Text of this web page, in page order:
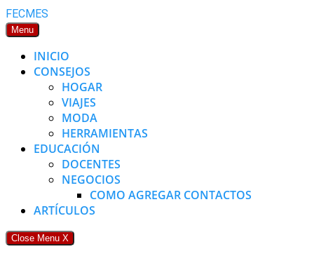
Skip
to
FECMES
Menu
INICIO
CONSEJOS
HOGAR
VIAJES
MODA
HERRAMIENTAS
EDUCACIÓN
DOCENTES
NEGOCIOS
COMO AGREGAR CONTACTOS
ARTÍCULOS
Close Menu X